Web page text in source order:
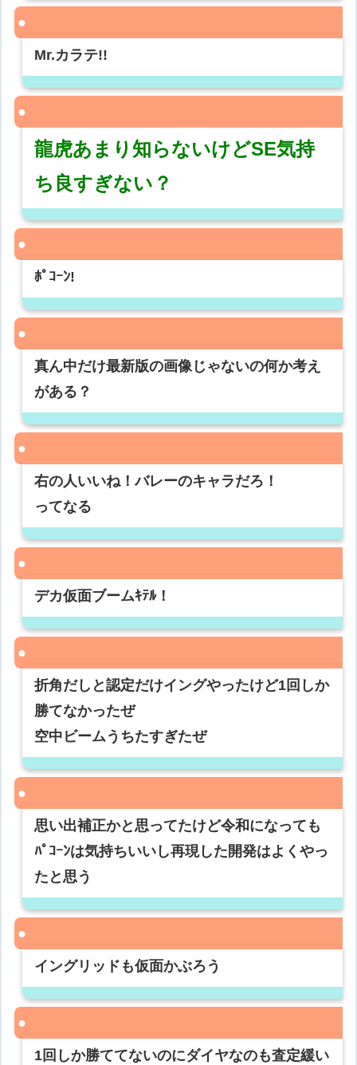
Mr.カラテ!!
龍虎あまり知らないけどSE気持
ち良すぎない？
ﾎﾟｺｰﾝ!
真ん中だけ最新版の画像じゃないの何か考え
がある？
右の人いいね！バレーのキャラだろ！
ってなる
デカ仮面ブームｷﾃﾙ！
折角だしと認定だけイングやったけど1回しか
勝てなかったぜ
空中ビームうちたすぎたぜ
思い出補正かと思ってたけど令和になっても
ﾊﾟｺｰﾝは気持ちいいし再現した開発はよくやっ
たと思う
イングリッドも仮面かぶろう
1回しか勝ててないのにダイヤなのも査定緩い